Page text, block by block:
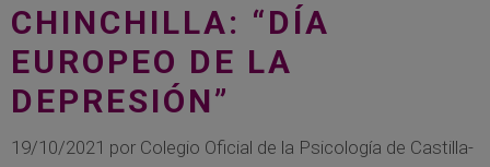
CHINCHILLA: “DÍA
EUROPEO DE LA
DEPRESIÓN”
19/10/2021 por Colegio Oficial de la Psicología de Castilla-